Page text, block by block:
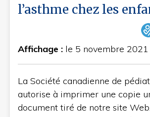
l’asthme chez les
Affichage : le 5 novembre 2021
La Société canadienne de
autorise à imprimer une copie
document tiré de notre site